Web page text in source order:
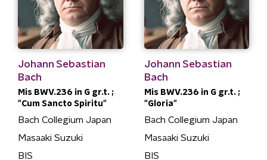
Johann Sebastian
Bach
Mis BWV.236 in G gr.t. ;
"Cum Sancto Spiritu"
Bach Collegium Japan
Masaaki Suzuki
BIS
Johann Sebastian
Bach
Mis BWV.236 in G gr.t. ;
"Gloria"
Bach Collegium Japan
Masaaki Suzuki
BIS